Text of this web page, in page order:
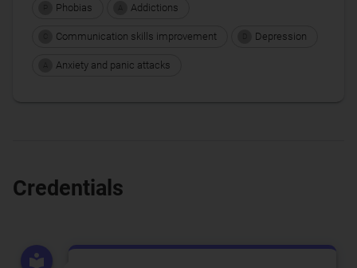
Phobias Addictions
Communication skills improvement Depression
Anxiety and panic attacks
Credentials